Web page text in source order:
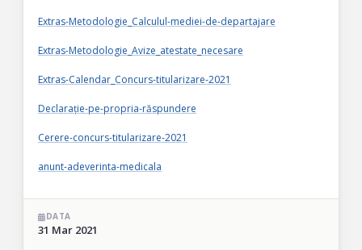
Extras-Metodologie_Calculul-mediei-de-departajare
Extras-Metodologie_Avize_atestate_necesare
Extras-Calendar_Concurs-titularizare-2021
Declarație-pe-propria-răspundere
Cerere-concurs-titularizare-2021
anunt-adeverinta-medicala
DATA
31 Mar 2021